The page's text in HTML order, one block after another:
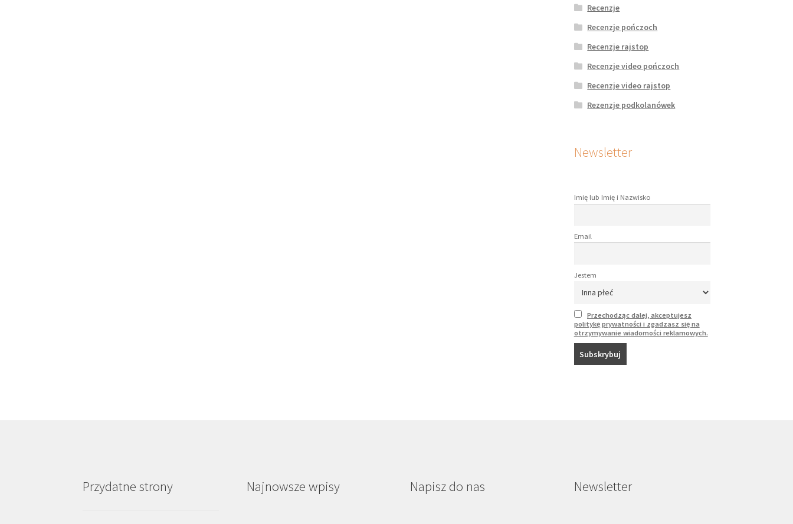
Recenzje
Recenzje pończoch
Recenzje rajstop
Recenzje video pończoch
Recenzje video rajstop
Rezenzje podkolanówek
Newsletter
Imię lub Imię i Nazwisko
Email
Jestem
Przechodząc dalej, akceptujesz
politykę prywatności i zgadzasz się na
otrzymywanie wiadomości reklamowych.
Przydatne strony Najnowsze wpisy Napisz do nas Newsletter